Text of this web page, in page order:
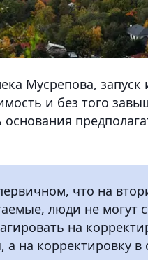
Мусрепова, запуск
и без того
основания
что на
люди не могут
на
на корректировку